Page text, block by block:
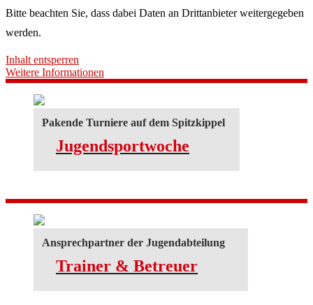
Bitte beachten Sie, dass dabei Daten an Drittanbieter weitergegeben
werden.
Inhalt entsperren
Weitere Informationen
Pakende Turniere auf dem Spitzkippel
Jugendsportwoche
Ansprechpartner der Jugendabteilung
Trainer & Betreuer